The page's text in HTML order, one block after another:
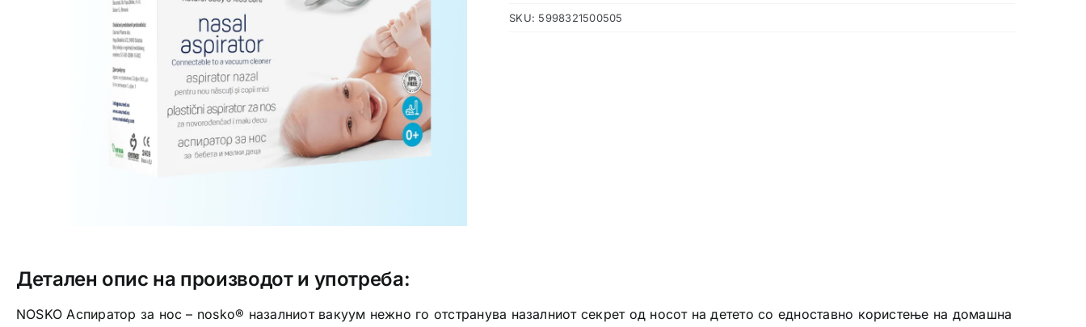
за
SKU: 5998321500505
Детален опис на производот и употреба:
NOSKO Аспиратор за нос – nosko® назалниот вакуум нежно го отстранува назалниот секрет од носот на детето со едноставно користење на домашна